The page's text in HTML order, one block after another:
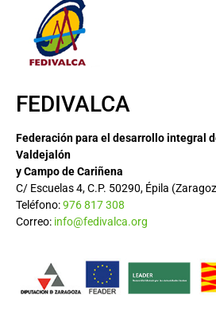
FEDIVALCA
Federación para el desarrollo integral
Valdejalón
y Campo de Cariñena
C/ Escuelas 4, C.P. 50290, Épila
Teléfono:976 817 308
Correo: info@fedivalca.org